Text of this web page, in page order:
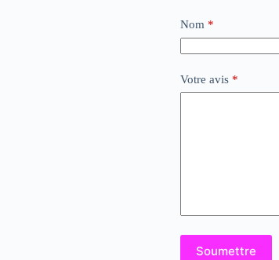
Nom *
Votre avis *
Soumettre